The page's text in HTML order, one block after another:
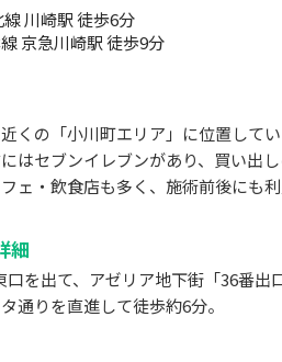
川崎駅 徒歩6分
京急川崎駅 徒歩9分
くの「小川町エリア」に位置して
はセブンイレブンがあり、買い出
ェ・飲食店も多く、施術前後にも
細
口を出て、アゼリア地下街「36番出
通りを直進して徒歩約6分。